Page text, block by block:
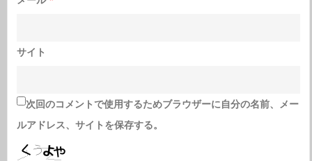
サイト
次回のコメントで使用するためブラウザーに自分の名前、メー
ルアドレス、サイトを保存する。